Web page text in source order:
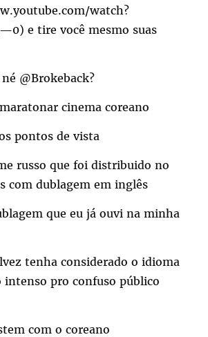
watch?
) e tire você mesmo suas
@Brokeback?
cinema coreano
pontos de vista
russo que foi distribuido no
com dublagem em inglês
que eu já ouvi na minha
tenha considerado o idioma
intenso pro confuso público
com o coreano